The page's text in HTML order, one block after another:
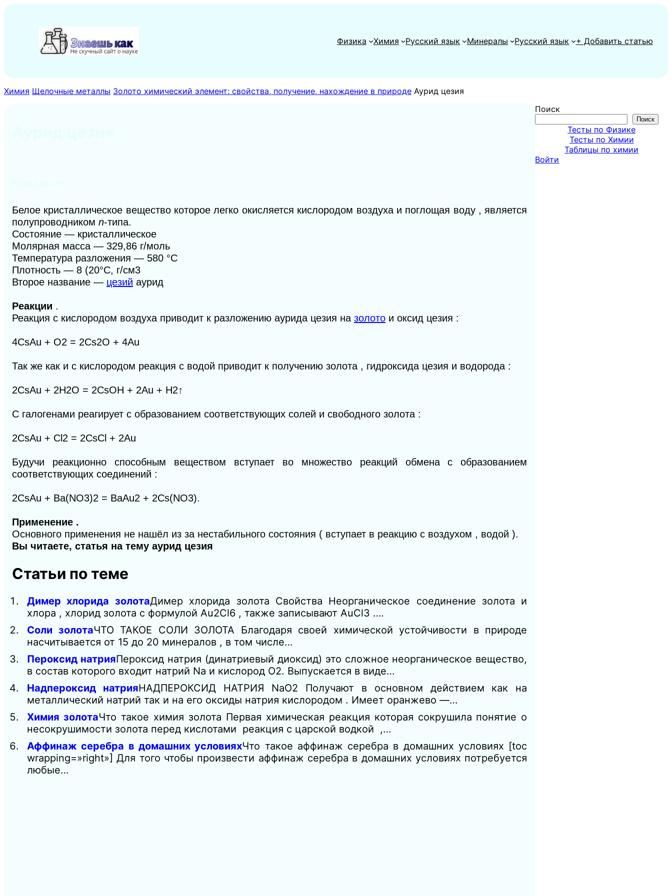
содержимому
Физика
Химия Русский язык Минералы Русский язык + Добавить статью
Химия Щелочные металлы Золото химический элемент: свойства, получение, нахождение в природе Аурид цезия
Белое кристаллическое вещество которое легко окисляется кислородом воздуха и поглощая воду , является
полупроводником n-типа.
Состояние — кристаллическое
Молярная масса — 329,86 г/моль
Температура разложения — 580 °C
Плотность — 8 (20°C, г/см3
Второе название — цезий аурид
Реакции .
Реакция с кислородом воздуха приводит к разложению аурида цезия на золото и оксид цезия :
4CsAu + O2 = 2Cs2O + 4Au
Так же как и с кислородом реакция с водой приводит к получению золота , гидроксида цезия и водорода :
2CsAu + 2H2O = 2CsOH + 2Au + H2↑
С галогенами реагирует с образованием соответствующих солей и свободного золота :
2CsAu + Cl 2 = 2CsCl + 2Au
Будучи реакционно способным веществом вступает во множество реакций обмена с образованием
соответствующих соединений :
2CsAu + Ba(NO3)2 = BaAu2 + 2Cs(NO3).
Применение .
Основного применения не нашёл из за нестабильного состояния ( вступает в реакцию с воздухом , водой ).
Вы читаете, статья на тему аурид цезия
Статьи по теме
Димер хлорида золотаДимер хлорида золота Свойства Неорганическое соединение золота и
хлора , хлорид золота с формулой Au2Cl6 , также записывают AuCl3 ….
Соли золотаЧТО ТАКОЕ СОЛИ ЗОЛОТА Благодаря своей химической устойчивости в природе
насчитывается от 15 до 20 минералов , в том числе…
Пероксид натрияПероксид натрия (динатриевый диоксид) это сложное неорганическое вещество,
в состав которого входит натрий Na и кислород О2. Выпускается в виде…
Надпероксид натрияНАДПЕРОКСИД НАТРИЯ NaO2 Получают в основном действием как на
металлический натрий так и на его оксиды натрия кислородом . Имеет оранжево —…
Химия золотаЧто такое химия золота Первая химическая реакция которая сокрушила понятие о
несокрушимости золота перед кислотами реакция с царской водкой ,…
Аффинаж серебра в домашних условияхЧто такое аффинаж серебра в домашних условиях [toc
wrapping=»right»] Для того чтобы произвести аффинаж серебра в домашних условиях потребуется
любые…
Поиск
Поиск
Тесты по Физике
Тесты по Химии
Таблицы по химии
Войти